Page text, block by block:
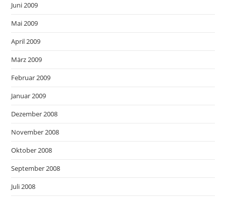
Juni 2009
Mai 2009
April 2009
März 2009
Februar 2009
Januar 2009
Dezember 2008
November 2008
Oktober 2008
September 2008
Juli 2008